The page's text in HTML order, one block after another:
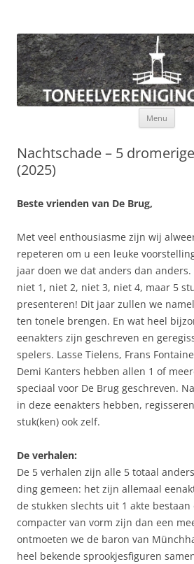
Menu
Nachtschade – 5
(2025)
Beste vrienden van De Brug,
Met veel enthousiasme zijn wij
repeteren om u een leuke
jaar doen we dat anders dan
niet 1, niet 2, niet 3, niet 4, maar 5
presenteren! Dit jaar zullen we
ten tonele brengen. En wat heel
eenakters zijn geschreven en
spelers. Lasse Tielens, Frans
Demi Kanters hebben allen 1 of
speciaal voor De Brug geschreven.
in deze eenakters hebben,
stuk(ken) ook zelf.
De verhalen:
De 5 verhalen zijn alle 5 totaal
ding gemeen: het zijn allemaal
de stukken slechts uit 1 akte
compacter van vorm zijn dan een
ontmoeten we de baron van
heel bekende sprookjesfiguren